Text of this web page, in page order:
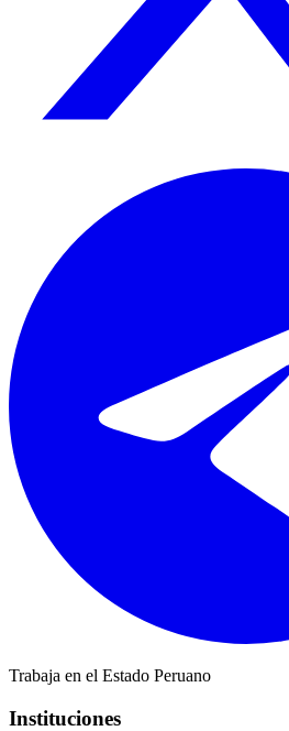
Trabaja en el Estado Peruano
Instituciones